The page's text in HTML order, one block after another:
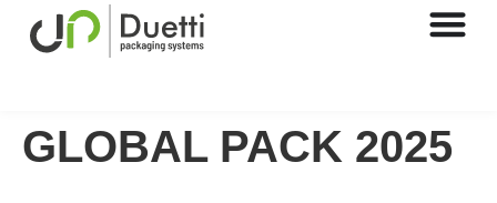
GLOBAL PACK 2025